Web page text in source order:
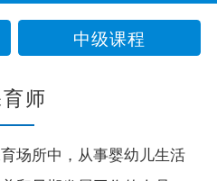
中级课程
师
场所中，从事婴幼儿生活